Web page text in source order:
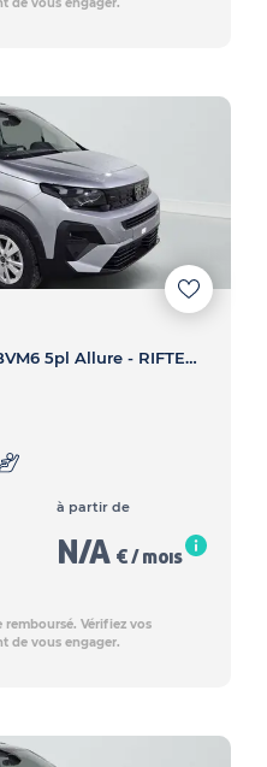
Rifter M BlueHDi 100 S S BVM6 5pl Allure - RIFTER Rifter M BlueHDi 100 S S BVM6 5pl Allure
à partir de
N/A € / mois
Vérifiez vos
de vous engager.